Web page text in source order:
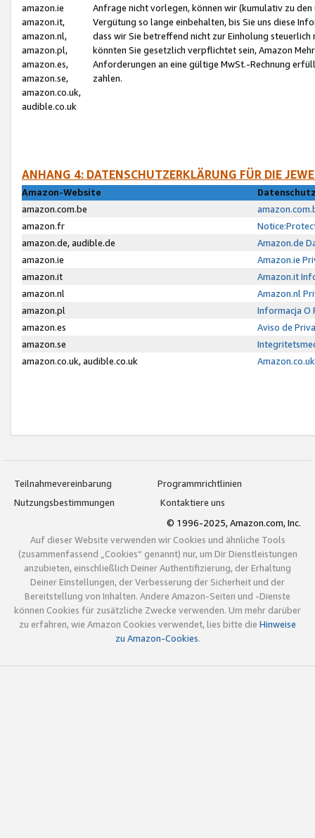
amazon.ie
amazon.it,
amazon.nl,
amazon.pl,
amazon.es,
amazon.se,
amazon.co.uk,
audible.co.uk
Anfrage nicht vorlegen, können wir (kumulativ zu
Vergütung so lange einbehalten, bis Sie uns diese
dass wir Sie betreffend nicht zur Einholung
könnten Sie gesetzlich verpflichtet sein, Amazon
Anforderungen an eine gültige MwSt.-Rechnung
zahlen.
ANHANG 4: DATENSCHUTZERKLÄRUNG FÜR DIE
Amazon-Website
amazon.com.be
amazon.fr
amazon.de, audible.de
Amazon.de
amazon.ie
Amazon.ie
amazon.it
Amazon.it
amazon.nl
Amazon.nl
amazon.pl
Informacja O
amazon.es
Aviso de
amazon.se
amazon.co.uk, audible.co.uk
Teilnahmevereinbarung
Programmrichtlinien
Nutzungsbestimmungen
Kontaktiere uns
© 1996-2025, Amazon.com, Inc.
Auf dieser Website verwenden wir Cookies und ähnliche Tools
(zusammenfassend „Cookies“ genannt) nur, um Dir Dienstleistungen
anzubieten, einschließlich Deiner Authentifizierung, der Erhaltung
Deiner Einstellungen, der Verbesserung der Sicherheit und der
Bereitstellung von Inhalten. Andere Amazon-Seiten und -Dienste
können Cookies für zusätzliche Zwecke verwenden. Um mehr darüber
zu erfahren, wie Amazon Cookies verwendet, lies bitte die Hinweise
zu Amazon-Cookies.